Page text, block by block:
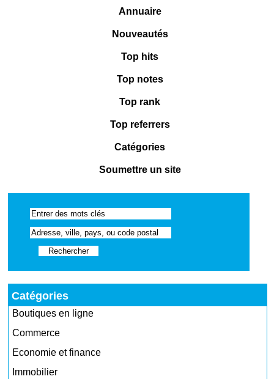
Annuaire
Nouveautés
Top hits
Top notes
Top rank
Top referrers
Catégories
Soumettre un site
Catégories
Boutiques en ligne
Commerce
Economie et finance
Immobilier